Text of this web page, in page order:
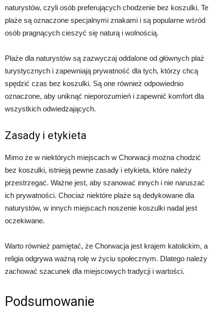
naturystów, czyli osób preferujących chodzenie bez koszulki. Te
plaże są oznaczone specjalnymi znakami i są popularne wśród
osób pragnących cieszyć się naturą i wolnością.
Plaże dla naturystów są zazwyczaj oddalone od głównych plaż
turystycznych i zapewniają prywatność dla tych, którzy chcą
spędzić czas bez koszulki. Są one również odpowiednio
oznaczone, aby uniknąć nieporozumień i zapewnić komfort dla
wszystkich odwiedzających.
Zasady i etykieta
Mimo że w niektórych miejscach w Chorwacji można chodzić
bez koszulki, istnieją pewne zasady i etykieta, które należy
przestrzegać. Ważne jest, aby szanować innych i nie naruszać
ich prywatności. Chociaż niektóre plaże są dedykowane dla
naturystów, w innych miejscach noszenie koszulki nadal jest
oczekiwane.
Warto również pamiętać, że Chorwacja jest krajem katolickim, a
religia odgrywa ważną rolę w życiu społecznym. Dlatego należy
zachować szacunek dla miejscowych tradycji i wartości.
Podsumowanie